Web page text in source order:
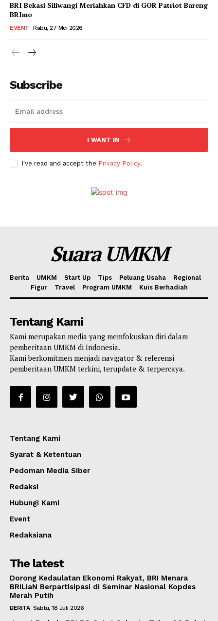
BRI Bekasi Siliwangi Meriahkan CFD di GOR Patriot Bareng
BRImo
EVENT Rabu, 27 Mei 2026
Subscribe
I WANT IN
I've read and accept the Privacy Policy.
Suara UMKM
Berita UMKM Start Up Tips Peluang Usaha
Regional
Figur
Travel Program UMKM Kuis Berhadiah
Tentang Kami
Kami merupakan media yang memfokuskan diri dalam
pemberitaan UMKM di Indonesia.
Kami berkomitmen menjadi navigator & referensi
pemberitaan UMKM terkini, terupdate & terpercaya.
Tentang Kami
Syarat & Ketentuan
Pedoman Media Siber
Redaksi
Hubungi Kami
Event
Redaksiana
The latest
Dorong Kedaulatan Ekonomi Rakyat, BRI Menara
BRILiaN Berpartisipasi di Seminar Nasional Kopdes
Merah Putih
BERITA Sabtu, 18 Juli 2026